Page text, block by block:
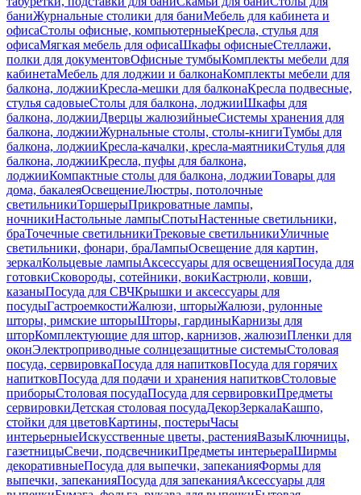
баниЖурнальные столики для баниМебель для кабинета и
офисаСтолы офисные, компьютерныеКресла, стулья для
офисаМягкая мебель для офисаШкафы офисныеСтеллажи,
полки для документовОфисные тумбыКомплекты мебели для
кабинетаМебель для лоджии и балконаКомплекты мебели для
балкона, лоджииКресла-мешки для балконаКресла подвесные,
стулья садовыеСтолы для балкона, лоджииШкафы для
балкона, лоджииДверцы жалюзийныеСистемы хранения для
балкона, лоджииЖурнальные столы, столы-книгиТумбы для
балкона, лоджииКресла-качалки, кресла-маятникиСтулья для
балкона, лоджииКресла, пуфы для балкона,
лоджииКомпактные столы для балкона, лоджииТовары для
дома, бакалеяОсвещениеЛюстры, потолочные
светильникиТоршерыПрикроватные лампы,
ночникиНастольные лампыСпотыНастенные светильники,
браТочечные светильникиТрековые светильникиУличные
светильники, фонари, браЛампыОсвещение для картин,
зеркалКольцевые лампыАксессуары для освещенияПосуда для
готовкиСковороды, сотейники, вокиКастрюли, ковши,
казаныПосуда для СВЧКрышки и аксессуары для
посудыГастроемкостиЖалюзи, шторыЖалюзи, рулонные
шторы, римские шторыШторы, гардиныКарнизы для
шторКомплектующие для штор, карнизов, жалюзиПленки для
оконЭлектроприводные солнцезащитные системыСтоловая
посуда, сервировкаПосуда для напитковПосуда для горячих
напитковПосуда для подачи и хранения напитковСтоловые
приборыСтоловая посудаПосуда для сервировкиПредметы
сервировкиДетская столовая посудаДекорЗеркалаКашпо,
стойки для цветовКартины, постерыЧасы
интерьерныеИскусственные цветы, растенияВазыКлючницы,
газетницыСвечи, подсвечникиПредметы интерьераШирмы
декоративныеПосуда для выпечки, запеканияФормы для
выпечки, запеканияПосуда для запеканияАксессуары для